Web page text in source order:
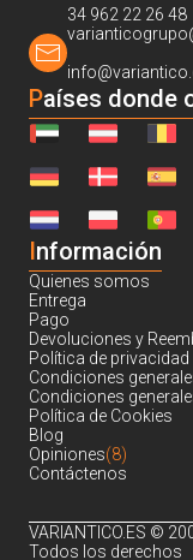
34 962 22 26 48
Países donde
Información
Quienes somos
Entrega
Pago
Devoluciones y
Política de privacidad
Condiciones
Condiciones
Política de Cookies
Blog
Opiniones(8)
Contáctenos
VARIANTICO.ES ©
Todos los derechos